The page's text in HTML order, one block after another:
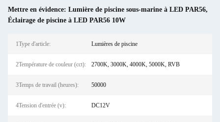
Mettre en évidence: Lumière de piscine sous-marine à LED PAR56,
Éclairage de piscine à LED PAR56 10W
1Type d'article: Lumières de piscine
2Température de couleur (cct): 2700K, 3000K, 4000K, 5000K, RVB
3Temps de travail (heures): 50000
4Tension d'entrée (v): DC12V